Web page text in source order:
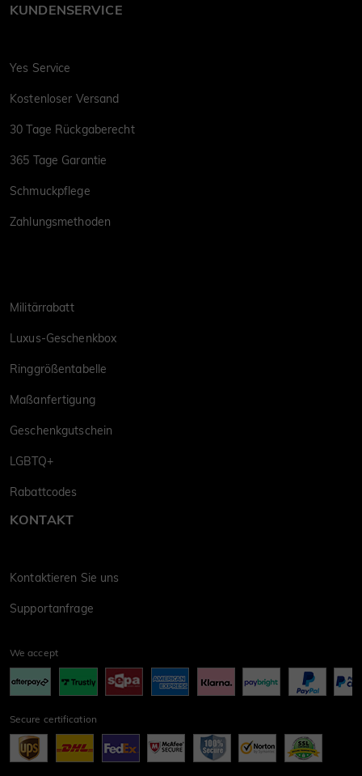
KUNDENSERVICE
Yes Service
Kostenloser Versand
30 Tage Rückgaberecht
365 Tage Garantie
Schmuckpflege
Zahlungsmethoden
Militärrabatt
Luxus-Geschenkbox
Ringgrößentabelle
Maßanfertigung
Geschenkgutschein
LGBTQ+
Rabattcodes
KONTAKT
Kontaktieren Sie uns
Supportanfrage
We accept
Secure certification